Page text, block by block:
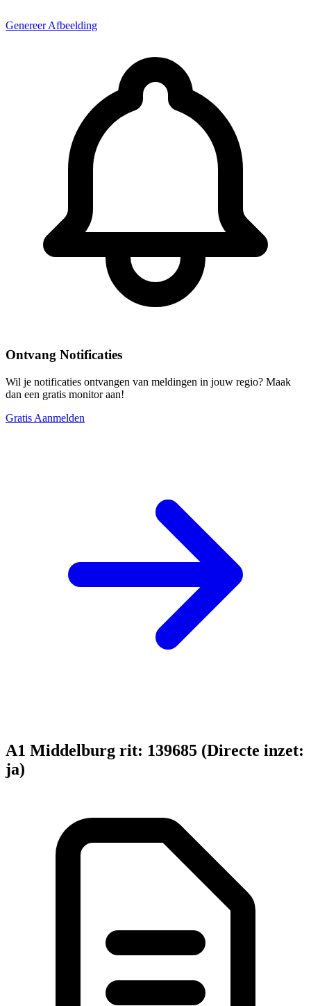
Genereer Afbeelding
Ontvang Notificaties
Wil je notificaties ontvangen van meldingen in jouw regio? Maak
dan een gratis monitor aan!
Gratis Aanmelden
A1 Middelburg rit: 139685 (Directe inzet:
ja)